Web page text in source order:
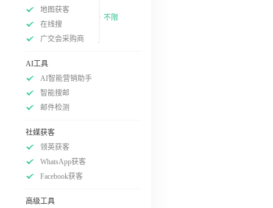
地图获客
在线搜
广交会采购商
不限
AI工具
AI智能营销助手
智能搜邮
邮件检测
社媒获客
领英获客
WhatsApp获客
Facebook获客
高级工具